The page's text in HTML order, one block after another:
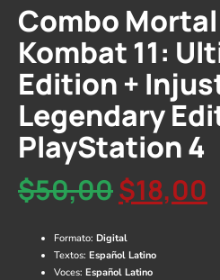
Combo Mortal
Kombat 11:
Edition +
Legendary
PlayStation 4
$50,00$18,00
Formato: Digital
Textos: Español Latino
Voces: Español Latino